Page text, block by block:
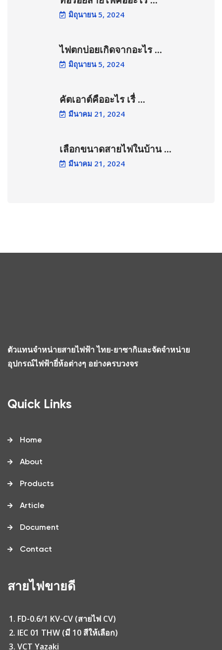
มิถุนายน 5, 2024
ไฟตกบ่อยเกิดจากอะไร ...
มิถุนายน 5, 2024
คัตเอาต์คืออะไร เรื่ ...
มีนาคม 21, 2024
เลือกขนาดสายไฟในบ้าน ...
มีนาคม 21, 2024
ตัวแทนจำหน่ายสายไฟฟ้า ไทย-ยาซากิและจัดจำหน่าย
อุปกรณ์ไฟฟ้ายี่ห้อต่างๆ อย่างครบวงจร
Quick Links
Home
About
Products
Article
Document
Contact
สายไฟขายดี
FD-0.6/1 KV-CV (สายไฟ CV)
IEC 01 THW (มี 10 สีให้เลือก)
VCT Yazaki